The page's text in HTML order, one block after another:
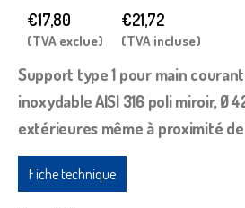
€17,80
(TVA exclue)
€21,72
(TVA incluse)
Support type 1 pour main
inoxydable AISI 316 poli miroir, Ø
extérieures même à proximité de
Fiche technique